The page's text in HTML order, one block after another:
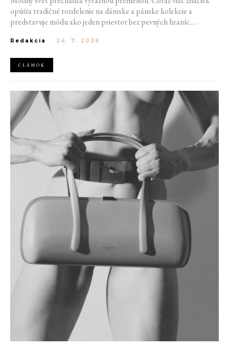
opúšťa tradičné rozdelenie na dámske a pánske kolekcie a
predstavuje módu ako jeden priestor bez pevných hraníc.
udržateľnosť naznačujú, že klasické týždne módy môžu čoskoro
Redakcia - 24. 7. 2026
ČLÁNOK